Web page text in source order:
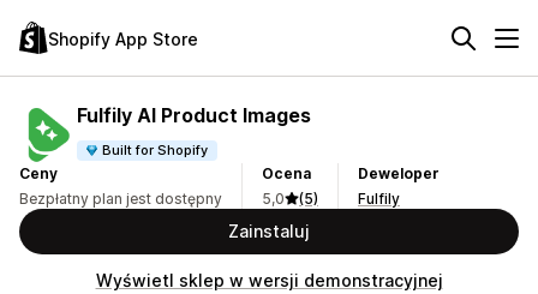
Shopify App Store
Fulfily AI Product Images
Built for Shopify
Ceny
Bezpłatny plan jest dostępny
Ocena
5,0
(5)
Deweloper
Fulfily
Zainstaluj
Wyświetl sklep w wersji demonstracyjnej